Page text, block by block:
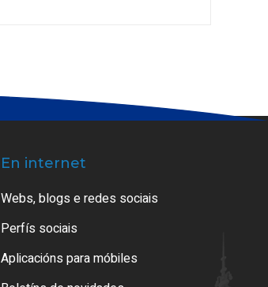
En internet
Webs, blogs e redes sociais
Perfís sociais
Aplicacións para móbiles